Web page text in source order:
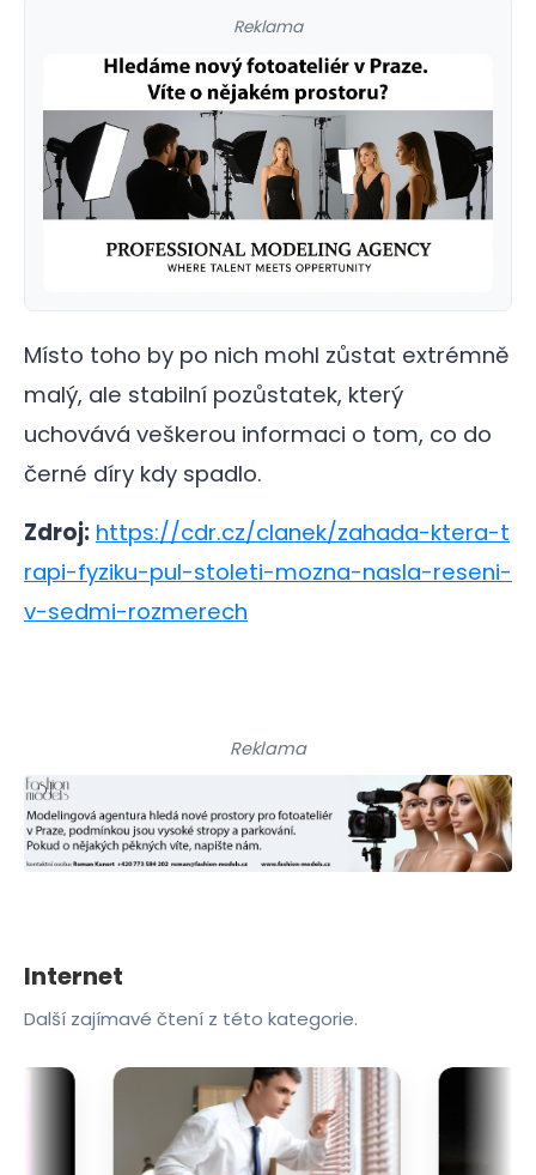
Reklama
Místo toho by po nich mohl zůstat extrémně
malý, ale stabilní pozůstatek, který
uchovává veškerou informaci o tom, co do
černé díry kdy spadlo.
Zdroj: https://cdr.cz/clanek/zahada-ktera-t
rapi-fyziku-pul-stoleti-mozna-nasla-reseni-
v-sedmi-rozmerech
Reklama
Internet
Další zajímavé čtení z této kategorie.